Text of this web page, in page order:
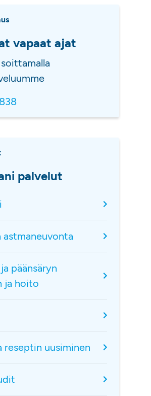
vapaat ajat
palvelut
astmaneuvonta
päänsäryn
ja hoito
reseptin uusiminen